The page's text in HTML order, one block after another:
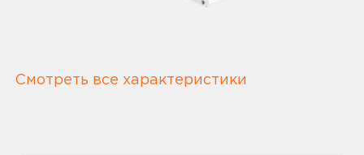
Смотреть все характеристики